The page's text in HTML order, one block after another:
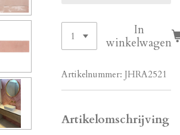
In
winkelwagen
Artikelnummer: JHRA2521
Artikelomschrijving